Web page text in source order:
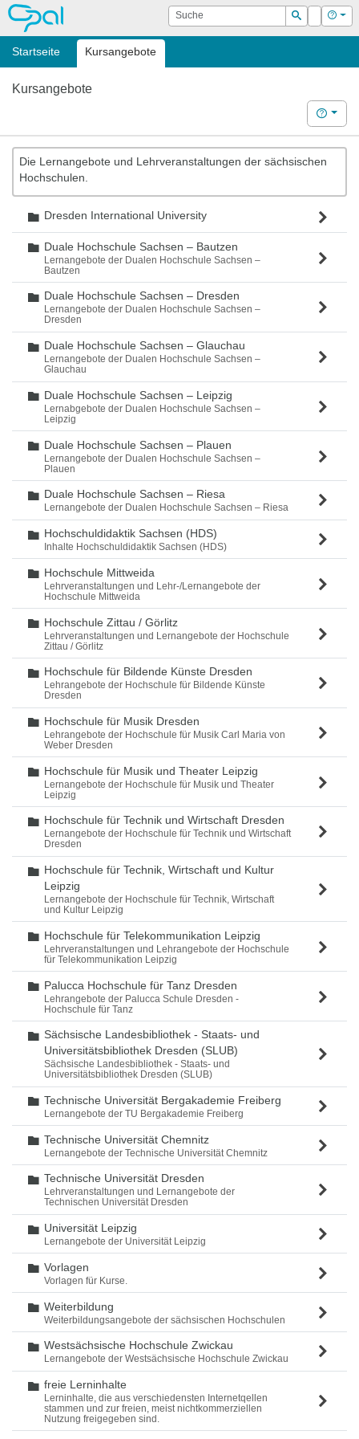
OPAL Suche
Suchen
Login Hilfe
Startseite Kursangebote
Kursangebote
Hilfe
Die Lernangebote und Lehrveranstaltungen der sächsischen
Hochschulen.
Ordner
Dresden International University
Ordner
Duale Hochschule Sachsen – Bautzen
Lernangebote der Dualen Hochschule Sachsen –
Bautzen
Ordner
Duale Hochschule Sachsen – Dresden
Lernangebote der Dualen Hochschule Sachsen –
Dresden
Ordner
Duale Hochschule Sachsen – Glauchau
Lernangebote der Dualen Hochschule Sachsen –
Glauchau
Ordner
Duale Hochschule Sachsen – Leipzig
Lernabgebote der Dualen Hochschule Sachsen –
Leipzig
Ordner
Duale Hochschule Sachsen – Plauen
Lernangebote der Dualen Hochschule Sachsen –
Plauen
Ordner
Duale Hochschule Sachsen – Riesa
Lernangebote der Dualen Hochschule Sachsen – Riesa
Ordner
Hochschuldidaktik Sachsen (HDS)
Inhalte Hochschuldidaktik Sachsen (HDS)
Ordner
Hochschule Mittweida
Lehrveranstaltungen und Lehr-/Lernangebote der
Hochschule Mittweida
Ordner
Hochschule Zittau / Görlitz
Lehrveranstaltungen und Lernangebote der Hochschule
Zittau / Görlitz
Ordner
Hochschule für Bildende Künste Dresden
Lehrangebote der Hochschule für Bildende Künste
Dresden
Ordner
Hochschule für Musik Dresden
Lehrangebote der Hochschule für Musik Carl Maria von
Weber Dresden
Ordner
Hochschule für Musik und Theater Leipzig
Lernangebote der Hochschule für Musik und Theater
Leipzig
Ordner
Hochschule für Technik und Wirtschaft Dresden
Lernangebote der Hochschule für Technik und Wirtschaft
Dresden
Ordner
Hochschule für Technik, Wirtschaft und Kultur
Leipzig
Lernangebote der Hochschule für Technik, Wirtschaft
und Kultur Leipzig
Ordner
Hochschule für Telekommunikation Leipzig
Lehrveranstaltungen und Lehrangebote der Hochschule
für Telekommunikation Leipzig
Ordner
Palucca Hochschule für Tanz Dresden
Lehrangebote der Palucca Schule Dresden -
Hochschule für Tanz
Ordner
Sächsische Landesbibliothek - Staats- und
Universitätsbibliothek Dresden (SLUB)
Sächsische Landesbibliothek - Staats- und
Universitätsbibliothek Dresden (SLUB)
Ordner
Technische Universität Bergakademie Freiberg
Lernangebote der TU Bergakademie Freiberg
Ordner
Technische Universität Chemnitz
Lernangebote der Technische Universität Chemnitz
Ordner
Technische Universität Dresden
Lehrveranstaltungen und Lernangebote der
Technischen Universität Dresden
Ordner
Universität Leipzig
Lernangebote der Universität Leipzig
Ordner
Vorlagen
Vorlagen für Kurse.
Ordner
Weiterbildung
Weiterbildungsangebote der sächsischen Hochschulen
Ordner
Westsächsische Hochschule Zwickau
Lernangebote der Westsächsische Hochschule Zwickau
Ordner
freie Lerninhalte
Lerninhalte, die aus verschiedensten Internetqellen
stammen und zur freien, meist nichtkommerziellen
Nutzung freigegeben sind.